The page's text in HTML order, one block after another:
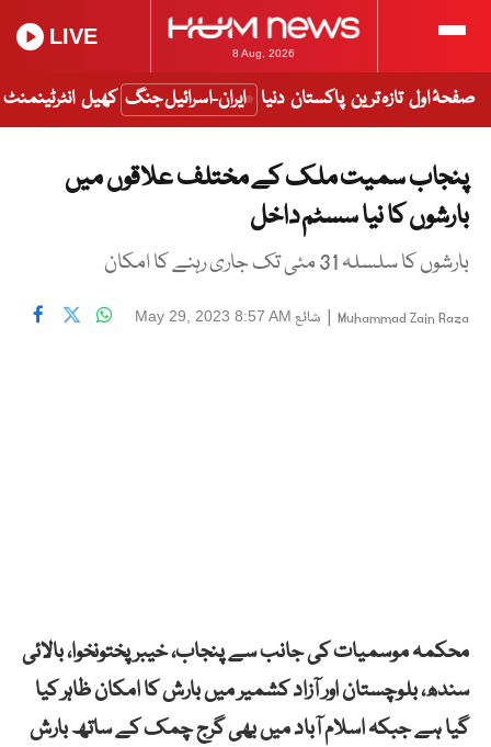
8 Aug, 2026
LIVE
صفحۂ اول تازہ ترین پاکستان دنیا ایران-اسرائیل جنگ کھیل انٹرٹینمنٹ
پنجاب سمیت ملک کے مختلف علاقوں میں
بارشوں کا نیا سسٹم داخل
بارشوں کا سلسلہ 31 مئی تک جاری رہنے کا امکان
Muhammad Zain Raza
| شائع May 29, 2023 8:57 AM
محکمہ موسمیات کی جانب سے پنجاب، خیبر پختونخوا، بالائی
سندھ، بلوچستان اور آزاد کشمیر میں بارش کا امکان ظاہر کیا
گیا ہے جبکہ اسلام آباد میں بھی گرج چمک کے ساتھ بارش